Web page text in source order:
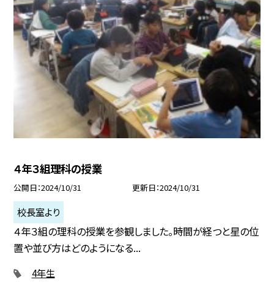
４年３組理科の授業
公開日 2024/10/31 更新日 2024/10/31
校長室より
４年３組の理科の授業を参観しました。時間が経つと星の位
置や並び方はどのようになる...
4年生